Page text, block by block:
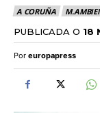
A CORUÑA
PUBLICADA O 18
Por europapress